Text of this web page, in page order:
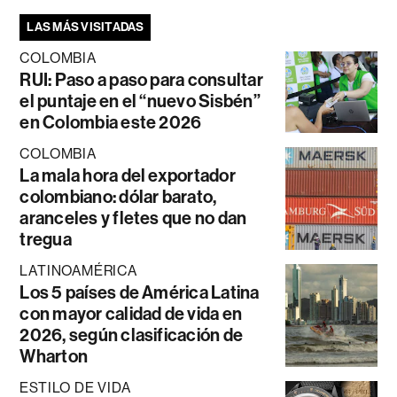
LAS MÁS VISITADAS
COLOMBIA
RUI: Paso a paso para consultar
el puntaje en el “nuevo Sisbén”
en Colombia este 2026
COLOMBIA
La mala hora del exportador
colombiano: dólar barato,
aranceles y fletes que no dan
tregua
LATINOAMÉRICA
Los 5 países de América Latina
con mayor calidad de vida en
2026, según clasificación de
Wharton
ESTILO DE VIDA